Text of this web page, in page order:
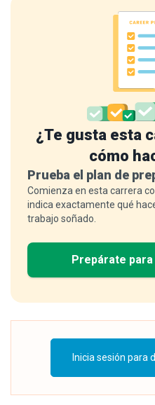
¿Te gusta esta
cómo
Prueba el plan de
Comienza en esta carrera
indica exactamente qué
trabajo soñado.
Prepárate
Inicia sesión para